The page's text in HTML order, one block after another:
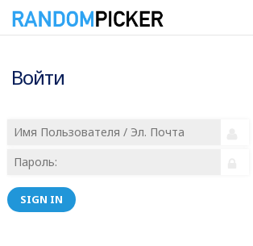
Войти
SIGN IN